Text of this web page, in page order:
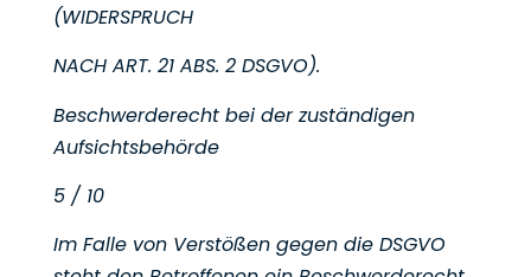
(WIDERSPRUCH
NACH ART. 21 ABS. 2 DSGVO).
Beschwerderecht bei der zuständigen
Aufsichtsbehörde
5 / 10
Im Falle von Verstößen gegen die DSGVO